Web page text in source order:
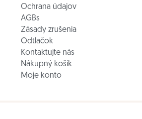
Ochrana údajov
AGBs
Zásady zrušenia
Odtlačok
Kontaktujte nás
Nákupný košík
Moje konto